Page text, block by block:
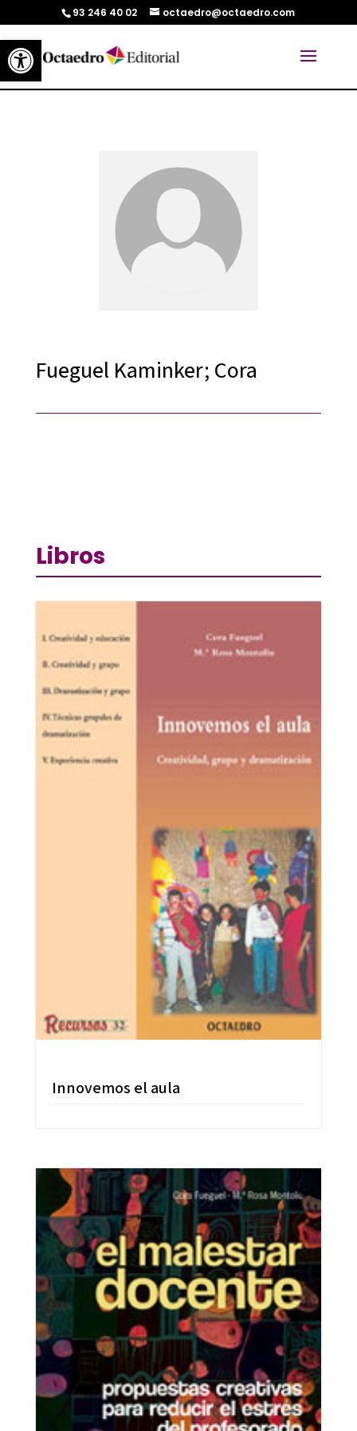
Abrir barra de herramientas
93 246 40 02 octaedro@octaedro.com
Fueguel Kaminker; Cora
Libros
Innovemos el aula